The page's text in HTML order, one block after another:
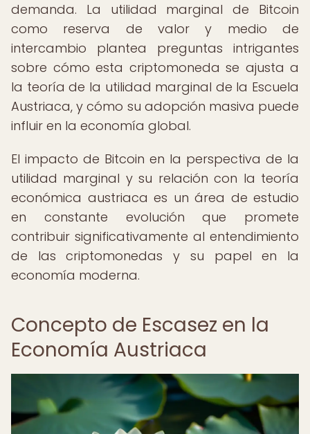
demanda. La utilidad marginal de Bitcoin
como reserva de valor y medio de
intercambio plantea preguntas intrigantes
sobre cómo esta criptomoneda se ajusta a
la teoría de la utilidad marginal de la Escuela
Austriaca, y cómo su adopción masiva puede
influir en la economía global.
El impacto de Bitcoin en la perspectiva de la
utilidad marginal y su relación con la teoría
económica austriaca es un área de estudio
en constante evolución que promete
contribuir significativamente al entendimiento
de las criptomonedas y su papel en la
economía moderna.
Concepto de Escasez en la
Economía Austriaca